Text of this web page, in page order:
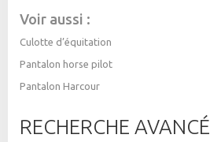
Voir aussi :
Culotte d’équitation
Pantalon horse pilot
Pantalon Harcour
RECHERCHE